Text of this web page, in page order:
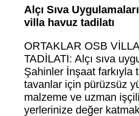
Alçı Sıva
villa havuz tadilatı
ORTAKLAR OSB
TADİLATI: Alçı sıva
Şahinler İnşaat farkıyla
tavanlar için pürüzsüz
malzeme ve uzman
yerlerinize değer